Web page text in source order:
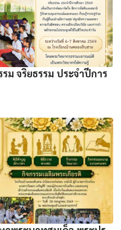
ม จริยธรรม ประจำปีการ